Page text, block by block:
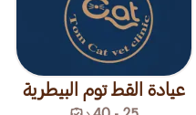
عيادة القط توم البيطرية